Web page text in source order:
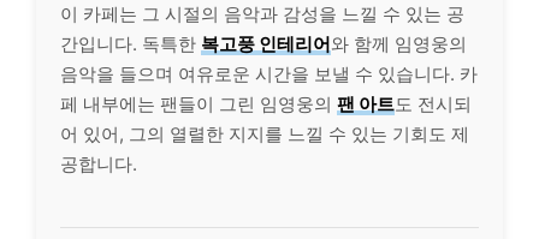
이 카페는 그 시절의 음악과 감성을 느낄 수 있는 공
간입니다. 독특한 복고풍 인테리어와 함께 임영웅의
음악을 들으며 여유로운 시간을 보낼 수 있습니다. 카
페 내부에는 팬들이 그린 임영웅의 팬 아트도 전시되
어 있어, 그의 열렬한 지지를 느낄 수 있는 기회도 제
공합니다.